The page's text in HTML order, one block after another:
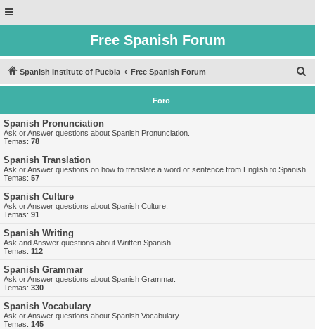
Free Spanish Forum
Spanish Institute of Puebla Free Spanish Forum
u
Foro
Spanish Pronunciation
Ask or Answer questions about Spanish Pronunciation.
Temas: 78
Spanish Translation
Ask or Answer questions on how to translate a word or sentence from English to Spanish.
Temas: 57
Spanish Culture
Ask or Answer questions about Spanish Culture.
Temas: 91
Spanish Writing
Ask and Answer questions about Written Spanish.
Temas: 112
Spanish Grammar
Ask or Answer questions about Spanish Grammar.
Temas: 330
Spanish Vocabulary
Ask or Answer questions about Spanish Vocabulary.
Temas: 145